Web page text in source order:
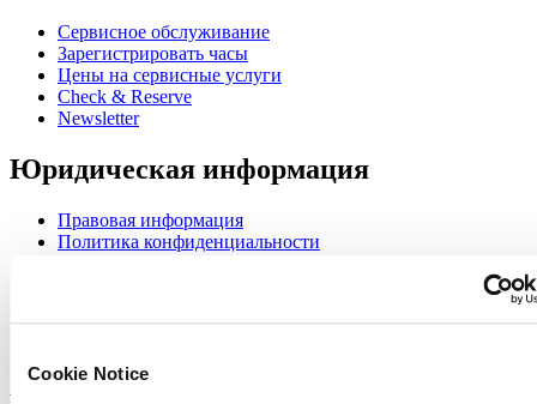
Cookie Notice
Сервисное обслуживание
Зарегистрировать часы
Цены на сервисные услуги
Check & Reserve
Newsletter
Юридическая информация
Правовая информация
Политика конфиденциальности
Sign up to receive exclusive offers and product reviews
Sign up